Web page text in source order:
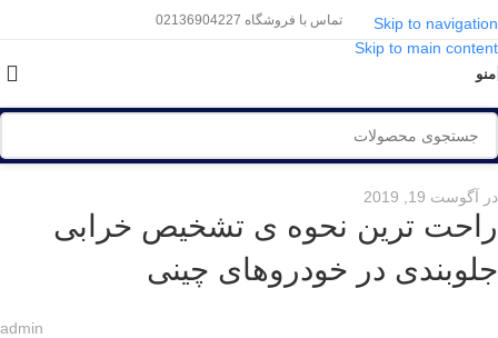
Skip to navigation
Skip to main content
تماس با فروشگاه 02136904227
منو
در آگوست 19, 2019
راحت ترین نحوه ی تشخیص خرابی
جلوبندی در خودروهای چینی
admin